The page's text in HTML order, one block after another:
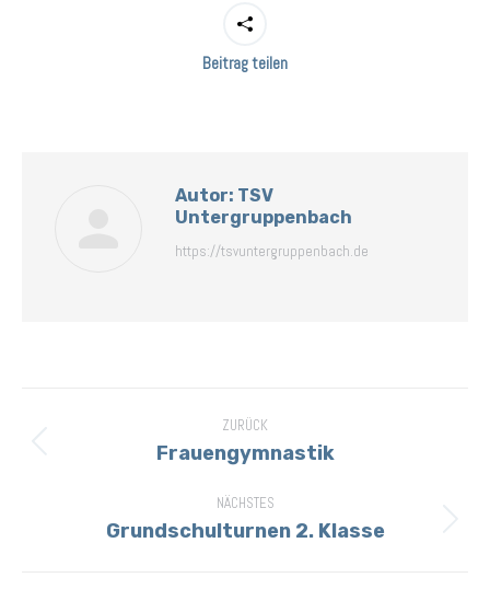
Beitrag teilen
Autor: TSV
Untergruppenbach
https://tsvuntergruppenbach.de
ZURÜCK
Vorheriger
Frauengymnastik
NÄCHSTES
Nächster
Grundschulturnen 2. Klasse